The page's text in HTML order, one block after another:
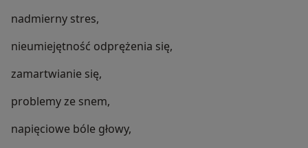
nadmierny stres,
nieumiejętność odprężenia się,
zamartwianie się,
problemy ze snem,
napięciowe bóle głowy,